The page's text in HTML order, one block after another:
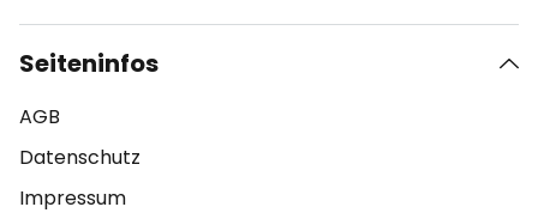
Seiteninfos
AGB
Datenschutz
Impressum